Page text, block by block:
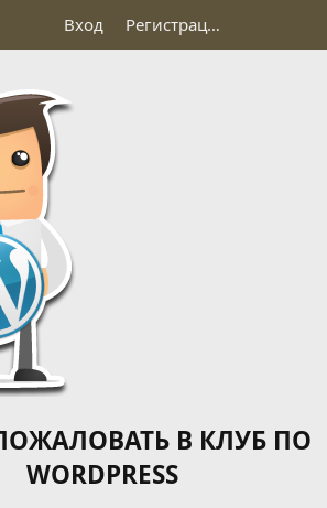
Вход Регистрация
В КЛУБ ПО
WORDPRESS